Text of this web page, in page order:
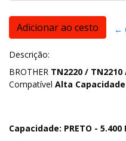
←
Descrição:
BROTHER TN2220 /
Compatível Alta Capacidade
Capacidade: PRETO - 5.400